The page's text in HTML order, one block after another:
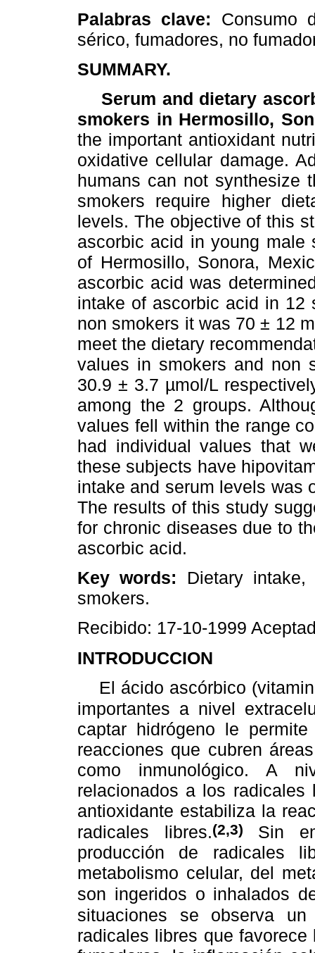
Palabras clave: Consumo
sérico, fumadores, no
SUMMARY.
Serum and dietary
smokers in Hermosillo,
the important antioxidant
oxidative cellular damage.
humans can not synthesize
smokers require higher
levels. The objective of this
ascorbic acid in young
of Hermosillo, Sonora,
ascorbic acid was
intake of ascorbic acid in 12
non smokers it was 70 ± 12
meet the dietary
values in smokers and non
30.9 ± 3.7 µmol/L
among the 2 groups.
values fell within the range
had individual values that
these subjects have
intake and serum levels was
The results of this study
for chronic diseases due to
ascorbic acid.
Key words: Dietary
smokers.
Recibido: 17-10-1999
INTRODUCCION
El ácido ascórbico
importantes a nivel
captar hidrógeno le
reacciones que cubren
como inmunológico. A
relacionados a los
antioxidante estabiliza la
radicales libres.(2,3)
Sin
producción de radicales
metabolismo celular, del
son ingeridos o inhalados
situaciones se observa
radicales libres que